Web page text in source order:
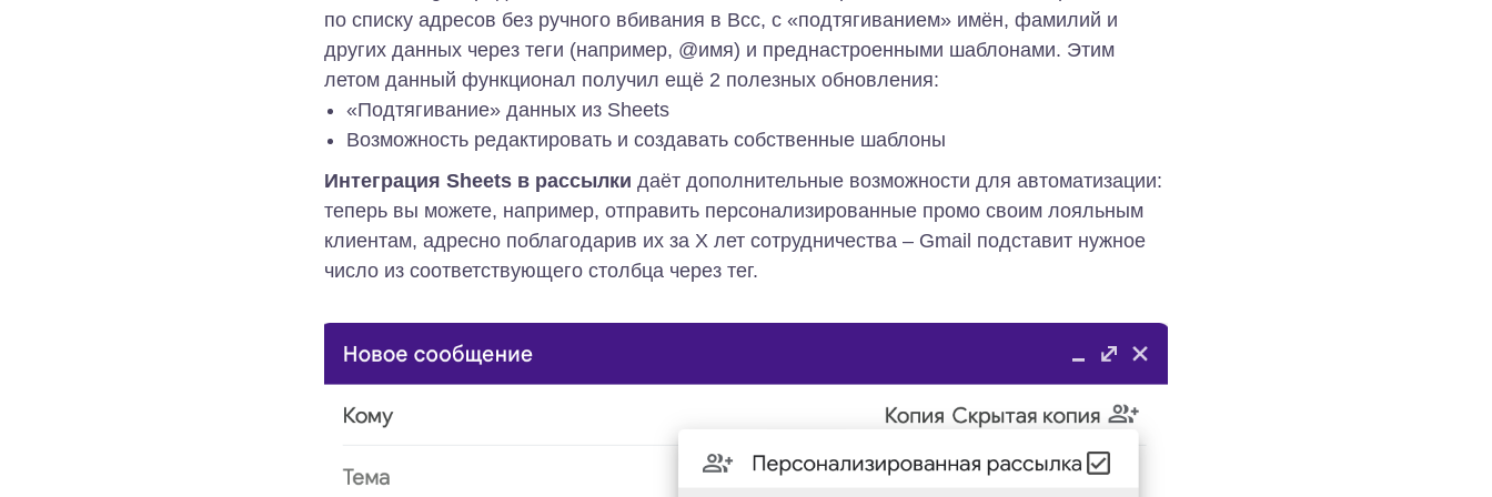
по списку адресов без ручного вбивания в Bcc, с «подтягиванием» имён, фамилий и
других данных через теги (например, @имя) и преднастроенными шаблонами. Этим
летом данный функционал получил ещё 2 полезных обновления:
«Подтягивание» данных из Sheets
Возможность редактировать и создавать собственные шаблоны
Интеграция Sheets в рассылки даёт дополнительные возможности для автоматизации:
теперь вы можете, например, отправить персонализированные промо своим лояльным
клиентам, адресно поблагодарив их за X лет сотрудничества – Gmail подставит нужное
число из соответствующего столбца через тег.